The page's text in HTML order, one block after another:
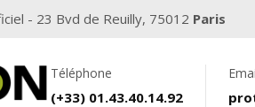
- 23 Bvd de Reuilly, 75012 Paris
Téléphone
(+33) 01.43.40.14.92